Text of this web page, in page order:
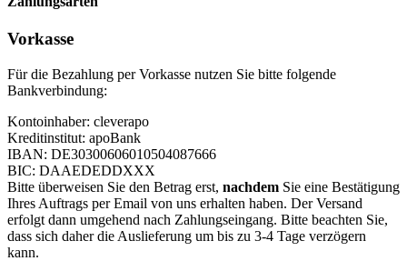
Vorkasse
Für die Bezahlung per Vorkasse nutzen Sie bitte folgende
Bankverbindung:
Kontoinhaber: cleverapo
Kreditinstitut: apoBank
IBAN: DE30300606010504087666
BIC: DAAEDEDDXXX
Bitte überweisen Sie den Betrag erst, nachdem Sie eine Bestätigung
Ihres Auftrags per Email von uns erhalten haben. Der Versand
erfolgt dann umgehend nach Zahlungseingang. Bitte beachten Sie,
dass sich daher die Auslieferung um bis zu 3-4 Tage verzögern
kann.